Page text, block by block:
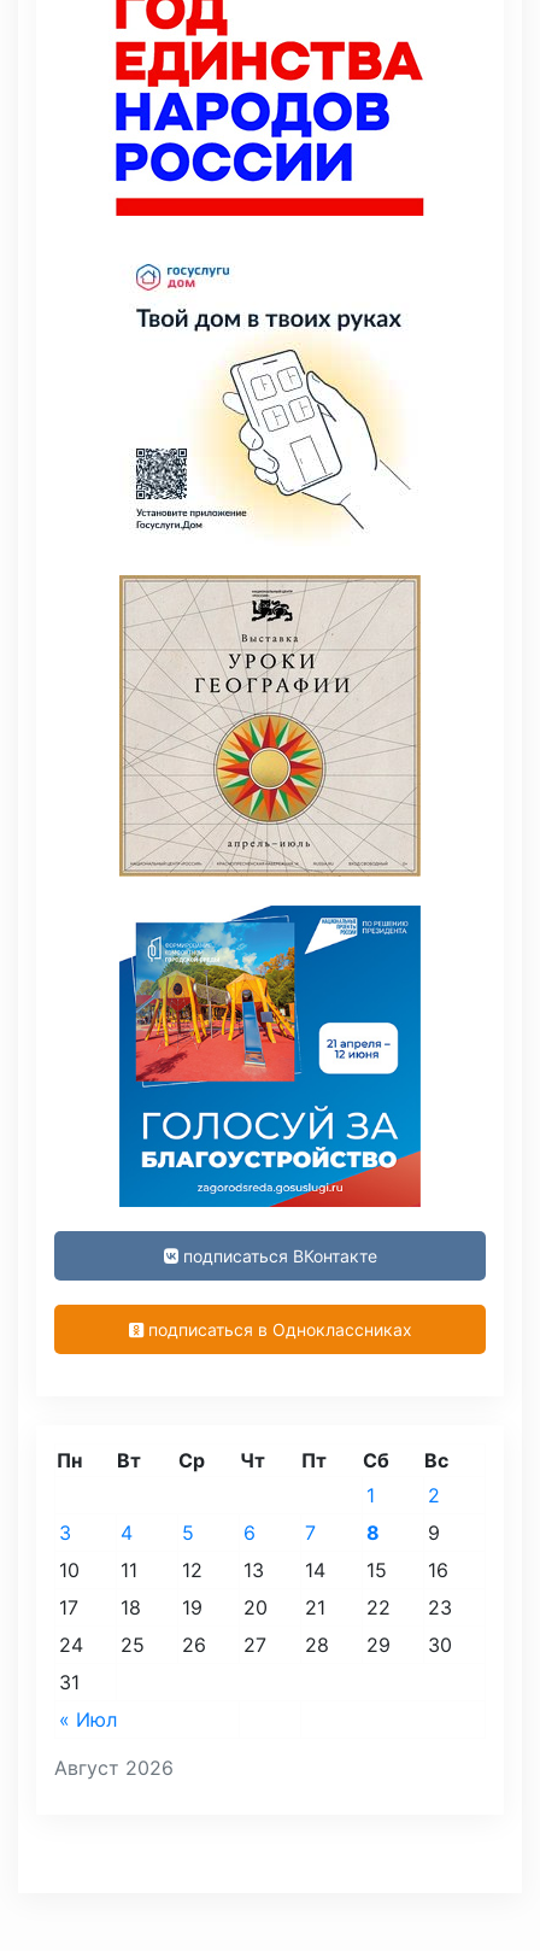
подписаться ВКонтакте
подписаться в Одноклассниках
Август 2026
Пн Вт Ср Чт Пт Сб Вс
« Июл
1
2
3
4 5 6 7 8
9
10
11 12 13 14 15
16
17
18 19 20 21 22
23
24
25 26 27 28 29
30
31